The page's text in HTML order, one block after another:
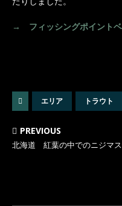
→ フィッシングポイント
エリア トラウト
PREVIOUS
北海道 紅葉の中でのニジマ